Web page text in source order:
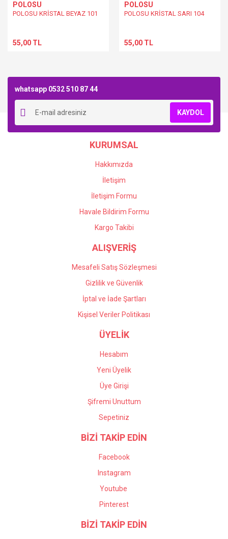
POLOSU
POLOSU KRİSTAL BEYAZ 101
55,00 TL
POLOSU
POLOSU KRİSTAL SARI 104
55,00 TL
whatsapp 0532 510 87 44
KAYDOL
KURUMSAL
Hakkımızda
İletişim
İletişim Formu
Havale Bildirim Formu
Kargo Takibi
ALIŞVERİŞ
Mesafeli Satış Sözleşmesi
Gizlilik ve Güvenlik
İptal ve İade Şartları
Kişisel Veriler Politikası
ÜYELİK
Hesabım
Yeni Üyelik
Üye Girişi
Şifremi Unuttum
Sepetiniz
BİZİ TAKİP EDİN
Facebook
Instagram
Youtube
Pinterest
BİZİ TAKİP EDİN